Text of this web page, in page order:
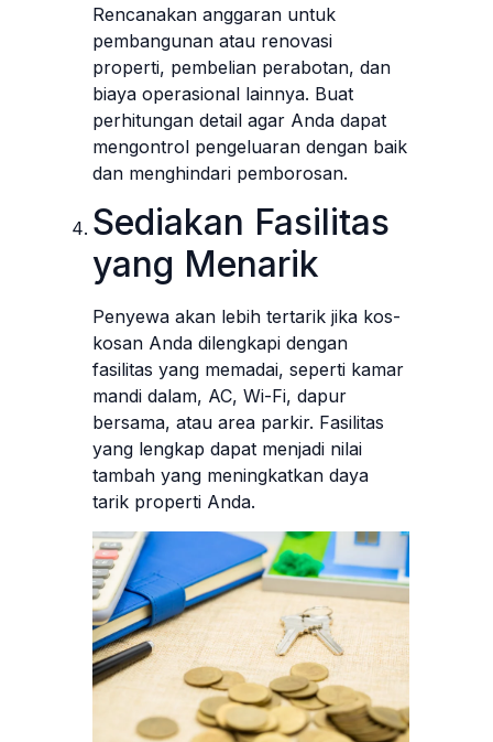
Rencanakan anggaran untuk
pembangunan atau renovasi
properti, pembelian perabotan, dan
biaya operasional lainnya. Buat
perhitungan detail agar Anda dapat
mengontrol pengeluaran dengan baik
dan menghindari pemborosan.
Sediakan Fasilitas
yang Menarik
Penyewa akan lebih tertarik jika kos-
kosan Anda dilengkapi dengan
fasilitas yang memadai, seperti kamar
mandi dalam, AC, Wi-Fi, dapur
bersama, atau area parkir. Fasilitas
yang lengkap dapat menjadi nilai
tambah yang meningkatkan daya
tarik properti Anda.